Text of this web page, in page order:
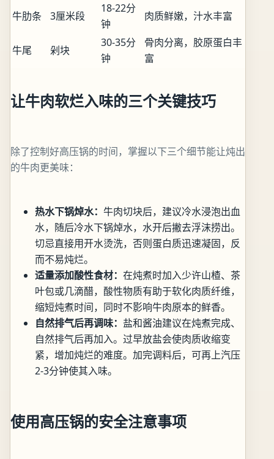
牛肋条 3厘米段
18-22分
钟
肉质鲜嫩，汁水丰富
牛尾 剁块
30-35分
钟
骨肉分离，胶原蛋白丰
富
让牛肉软烂入味的三个关键技巧
除了控制好高压锅的时间，掌握以下三个细节能让炖出
的牛肉更美味：
热水下锅焯水： 牛肉切块后，建议冷水浸泡出血
水，随后冷水下锅焯水，水开后撇去浮沫捞出。
切忌直接用开水烫洗，否则蛋白质迅速凝固，反
而不易炖烂。
适量添加酸性食材： 在炖煮时加入少许山楂、茶
叶包或几滴醋，酸性物质有助于软化肉质纤维，
缩短炖煮时间，同时不影响牛肉原本的鲜香。
自然排气后再调味： 盐和酱油建议在炖煮完成、
自然排气后再加入。过早放盐会使肉质收缩变
紧，增加炖烂的难度。加完调料后，可再上汽压
2-3分钟使其入味。
使用高压锅的安全注意事项